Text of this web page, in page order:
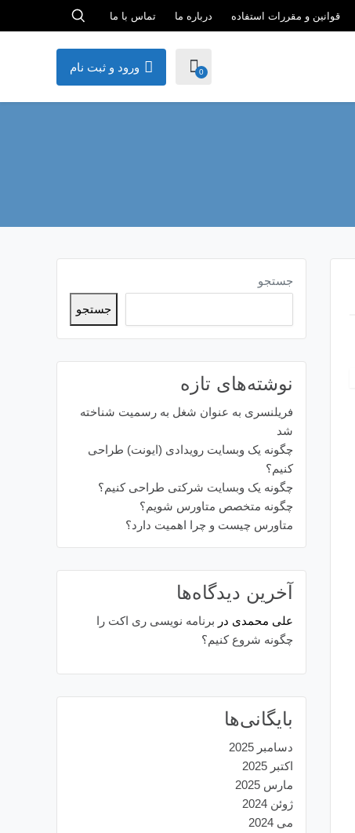
قوانین و مقررات استفاده درباره ما تماس با ما
0 ورود و ثبت نام
جستجو
جستجو
نوشته‌های تازه
فریلنسری به عنوان شغل به رسمیت شناخته
شد
چگونه یک وبسایت رویدادی (ایونت) طراحی
کنیم؟
چگونه یک وبسایت شرکتی طراحی کنیم؟
چگونه متخصص متاورس شویم؟
متاورس چیست و چرا اهمیت دارد؟
آخرین دیدگاه‌ها
علی محمدی در برنامه نویسی ری اکت را
چگونه شروع کنیم؟
بایگانی‌ها
دسامبر 2025
اکتبر 2025
مارس 2025
ژوئن 2024
می 2024